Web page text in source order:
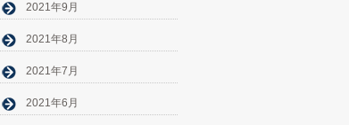
2021年9月
2021年8月
2021年7月
2021年6月